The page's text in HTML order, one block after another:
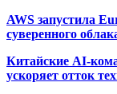
AWS запустила
суверенного
Китайские AI-
ускоряет отток